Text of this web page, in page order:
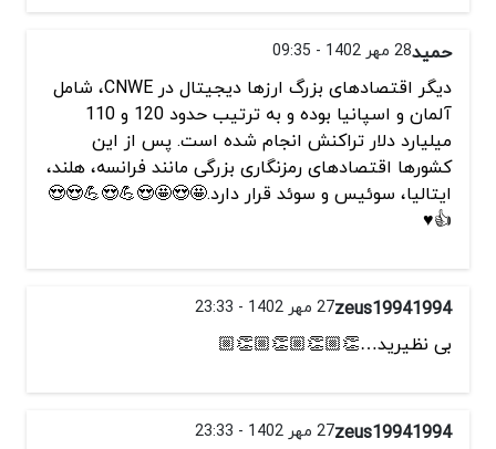
حمید28 مهر 1402 - 09:35
دیگر اقتصادهای بزرگ ارزها دیجیتال در CNWE، شامل
آلمان و اسپانیا بوده و به ترتیب حدود 120 و 110
میلیارد دلار تراکنش انجام شده است. پس از این
کشورها اقتصادهای رمزنگاری بزرگی مانند فرانسه، هلند،
ایتالیا، سوئیس و سوئد قرار دارد.🤩😍🤩😍💪😍💪😍😍
👍♥️
zeus1994199427 مهر 1402 - 23:33
بی نظیرید…👏🏼👏🏼👏🏼👏🏼
zeus1994199427 مهر 1402 - 23:33